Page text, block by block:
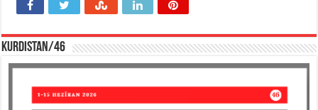
KURDISTAN/46